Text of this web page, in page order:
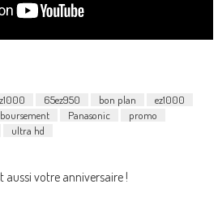
65ez950 bon plan
ez1000
Panasonic
promo
ultra hd
aussi votre anniversaire !